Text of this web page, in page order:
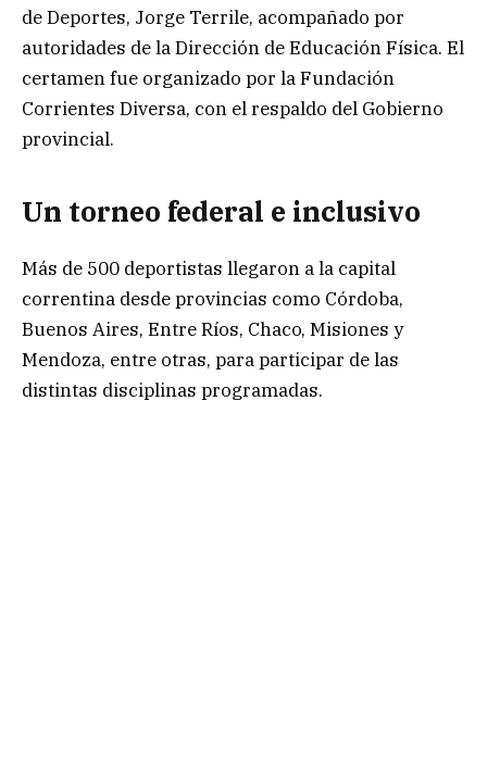
de Deportes, Jorge Terrile, acompañado por
autoridades de la Dirección de Educación Física. El
certamen fue organizado por la Fundación
Corrientes Diversa, con el respaldo del Gobierno
provincial.
Un torneo federal e inclusivo
Más de 500 deportistas llegaron a la capital
correntina desde provincias como Córdoba,
Buenos Aires, Entre Ríos, Chaco, Misiones y
Mendoza, entre otras, para participar de las
distintas disciplinas programadas.